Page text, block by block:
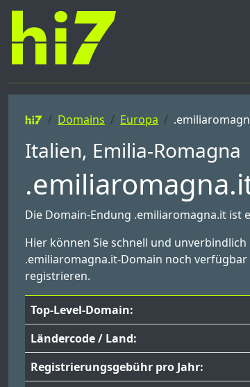
Domains Europa
Italien, Emilia-Romagna
Die Domain-Endung .emiliaromagna.it ist
Hier können Sie schnell und
.emiliaromagna.it-Domain noch
registrieren.
Top-Level-Domain:
Ländercode / Land:
Registrierungsgebühr pro Jahr: